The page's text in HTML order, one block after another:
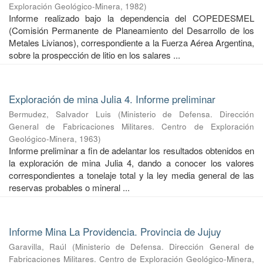
Exploración Geológico-Minera, 1982)
Informe realizado bajo la dependencia del COPEDESMEL
(Comisión Permanente de Planeamiento del Desarrollo de los
Metales Livianos), correspondiente a la Fuerza Aérea Argentina,
sobre la prospección de litio en los salares ...
Exploración de mina Julia 4. Informe preliminar
Bermudez, Salvador Luis (Ministerio de Defensa. Dirección
General de Fabricaciones Militares. Centro de Exploración
Geológico-Minera, 1963)
Informe preliminar a fin de adelantar los resultados obtenidos en
la exploración de mina Julia 4, dando a conocer los valores
correspondientes a tonelaje total y la ley media general de las
reservas probables o mineral ...
Informe Mina La Providencia. Provincia de Jujuy
Garavilla, Raúl (Ministerio de Defensa. Dirección General de
Fabricaciones Militares. Centro de Exploración Geológico-Minera,